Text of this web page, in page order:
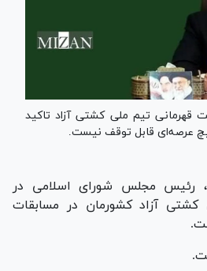
قهرمانی تیم ملی کشتی آزاد تاکید
هیچ عرصه‌ای قابل توقف نیست.
رئیس مجلس شورای اسلامی در
کشتی آزاد کشورمان در مسابقات